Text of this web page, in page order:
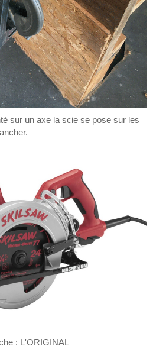
sur un axe la scie se pose sur les
: L'ORIGINAL